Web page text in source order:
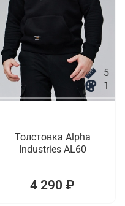
5
1
Толстовка Alpha
Industries AL60
4 290 ₽